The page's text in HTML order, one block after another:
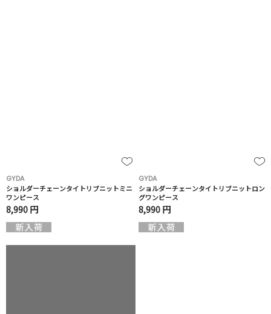
GYDA
ショルダーチェーンタイトリブニットミニ
ワンピース
8,990 円
GYDA
ショルダーチェーンタイトリブニットロン
グワンピース
8,990 円